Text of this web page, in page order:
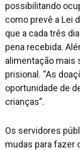
possibilitando
como prevê a Lei
que a cada três
pena recebida.
alimentação mais
prisional. “As
oportunidade de
crianças”.
Os servidores
mudas para fazer